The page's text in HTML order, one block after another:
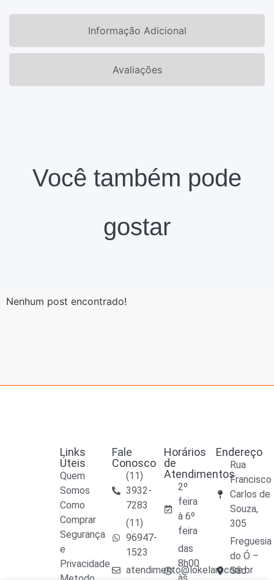
Informação Adicional
Avaliações
Você também pode
gostar
Nenhum post encontrado!
Links
Úteis
Quem
Somos
Como
Comprar
Segurança
e
Privacidade
Fale
Conosco
(11)
3932-
7283
(11)
96947-
1523
atendimento@lokelani.com.br
Horários
de
Atendimentos
2º
feira
à 6º
feira
das
8h00
às
Endereço
Rua
Francisco
Carlos de
Souza,
305
Freguesia
do Ó –
São